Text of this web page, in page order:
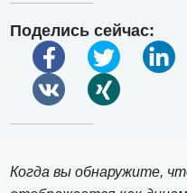
Поделись сейчас:
Когда вы обнаружите,